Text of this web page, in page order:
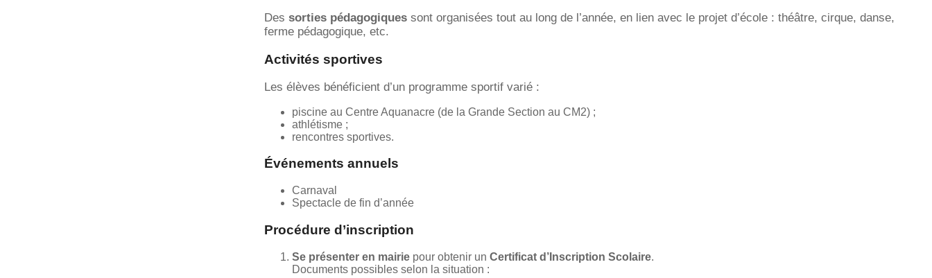
Dessorties pédagogiques sont organisées tout au long de l’année, en lien avec le projet d’école : théâtre, cirque, danse,
ferme pédagogique, etc.
Activités sportives
Les élèves bénéficient d’un programme sportif varié :
piscine au Centre Aquanacre (de la Grande Section au CM2) ;
athlétisme ;
rencontres sportives.
Événements annuels
Carnaval
Spectacle de fin d’année
Procédure d’inscription
Se présenter en mairie pour obtenir unCertificat d’Inscription Scolaire.
Documents possibles selon la situation :